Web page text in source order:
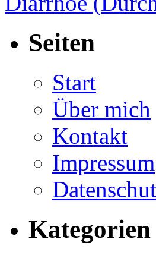
Seiten
Start
Über mich
Kontakt
Impressum
Kategorien